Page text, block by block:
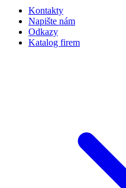
Kontakty
Napište nám
Odkazy
Katalog firem